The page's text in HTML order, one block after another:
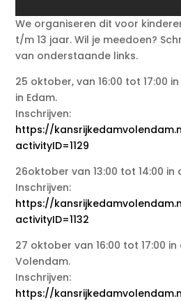
We organiseren dit voor
t/m 13 jaar. Wil je meedoen?
van onderstaande links.
25 oktober, van 16:00 tot 17:00
in Edam.
Inschrijven:
https://
activityID=1129
26oktober van 13:00 tot 14:00 in
Inschrijven:
https://
activityID=1132
27 oktober van 16:00 tot 17:00
Volendam.
Inschrijven:
https://